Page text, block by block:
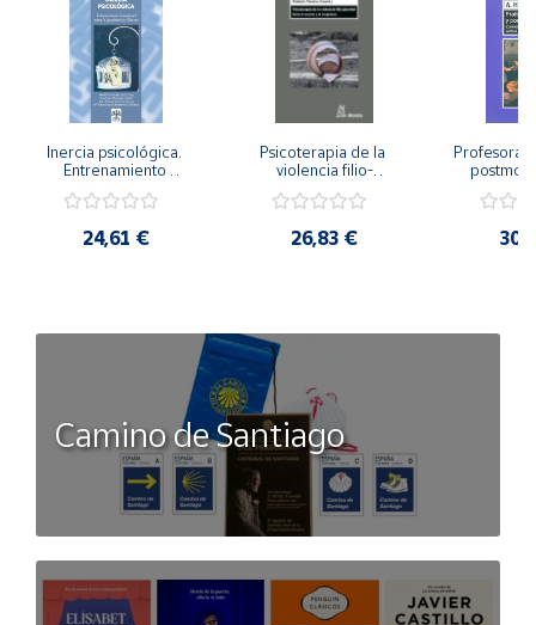
Inercia psicológica.
Entrenamiento
Igualdad de Género.
24,61 €
Psicoterapia de la
violencia filio-
secreto y la
26,83 €
Camino de Santiago